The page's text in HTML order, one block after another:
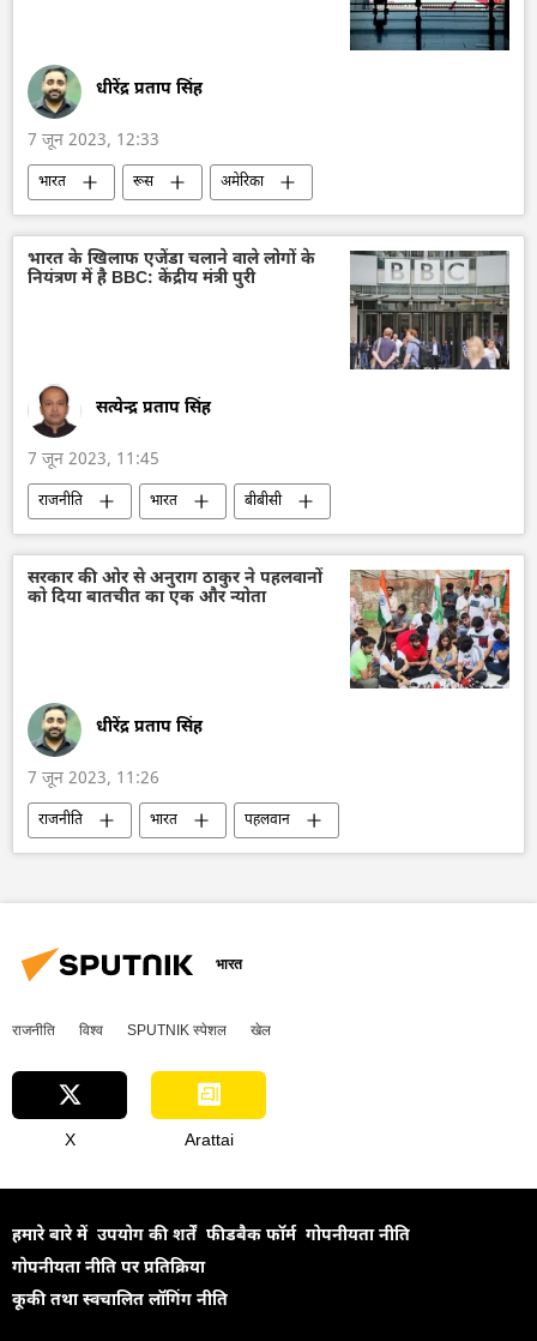
धीरेंद्र प्रताप सिंह
7 जून 2023, 12:33
भारत रूस
अमेरिका
एअर इंडिया
दिल्ली
रूस का शहर मगदान
हवाई अड्डा
विमान दुर्घटना
मेहमाननवाज़ी
रूस की खबरें
भारत के खिलाफ एजेंडा चलाने वाले लोगों के
नियंत्रण में है BBC: केंद्रीय मंत्री पुरी
सत्येन्द्र प्रताप सिंह
7 जून 2023, 11:45
राजनीति भारत
बीबीसी
बीबीसी वृत्तचित्र पंक्ति
अपराध
जाँच पड़ताल
विवाद
यूनाइटेड किंगडम
दिल्ली
सरकार की ओर से अनुराग ठाकुर ने पहलवानों
को दिया बातचीत का एक और न्योता
धीरेंद्र प्रताप सिंह
7 जून 2023, 11:26
राजनीति भारत
पहलवान
गृह मंत्री अमित शाह
धरना-प्रदर्शन
बृजभूषण शरण सिंह
भारत
राजनीति विश्व SPUTNIK स्पेशल खेल
X Arattai
हमारे बारे में उपयोग की शर्तें फीडबैक फॉर्म गोपनीयता नीति
गोपनीयता नीति पर प्रतिक्रिया
कूकी तथा स्वचालित लॉगिंग नीति